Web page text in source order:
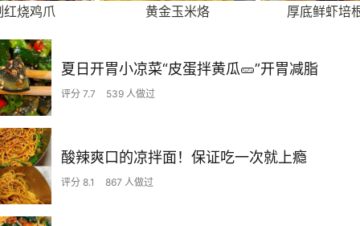
红烧鸡爪 黄金玉米烙 厚底鲜虾培
夏日开胃小凉菜“皮蛋拌黄瓜🥒”开胃减脂
评分 7.7 539 人做过
酸辣爽口的凉拌面！保证吃一次就上瘾
评分 8.1 867 人做过